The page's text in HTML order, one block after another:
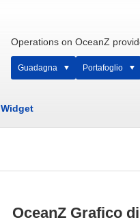
Operations on OceanZ
Guadagna Portafoglio
Widget
OceanZ Grafico